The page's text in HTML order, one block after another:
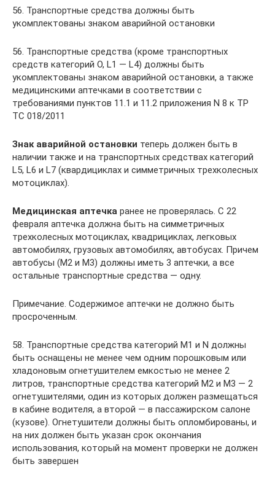
56. Транспортные средства должны быть
укомплектованы знаком аварийной остановки
56. Транспортные средства (кроме транспортных
средств категорий O, L1 — L4) должны быть
укомплектованы знаком аварийной остановки, а также
медицинскими аптечками в соответствии с
требованиями пунктов 11.1 и 11.2 приложения N 8 к ТР
ТС 018/2011
Знак аварийной остановки теперь должен быть в
наличии также и на транспортных средствах категорий
L5, L6 и L7 (квардициклах и симметричных трехколесных
мотоциклах).
Медицинская аптечка ранее не проверялась. С 22
февраля аптечка должна быть на симметричных
трехколесных мотоциклах, квадрициклах, легковых
автомобилях, грузовых автомобилях, автобусах. Причем
автобусы (M2 и M3) должны иметь 3 аптечки, а все
остальные транспортные средства — одну.
Примечание. Содержимое аптечки не должно быть
просроченным.
58. Транспортные средства категорий M1 и N должны
быть оснащены не менее чем одним порошковым или
хладоновым огнетушителем емкостью не менее 2
литров, транспортные средства категорий M2 и M3 — 2
огнетушителями, один из которых должен размещаться
в кабине водителя, а второй — в пассажирском салоне
(кузове). Огнетушители должны быть опломбированы, и
на них должен быть указан срок окончания
использования, который на момент проверки не должен
быть завершен